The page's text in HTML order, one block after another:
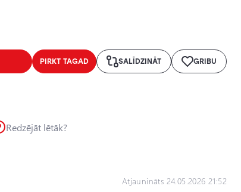
PIRKT TAGAD SALĪDZINĀT GRIBU
Redzējāt lētāk?
Atjaunināts 24.05.2026 21:52